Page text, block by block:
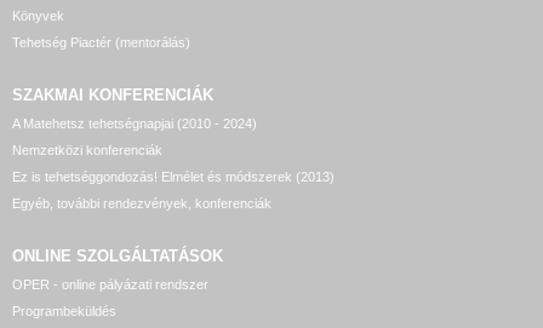
Könyvek
Tehetség Piactér (mentorálás)
SZAKMAI KONFERENCIÁK
A Matehetsz tehetségnapjai (2010 - 2024)
Nemzetközi konferenciák
Ez is tehetséggondozás! Elmélet és módszerek (2013)
Egyéb, további rendezvények, konferenciák
ONLINE SZOLGÁLTATÁSOK
OPER - online pályázati rendszer
Programbeküldés